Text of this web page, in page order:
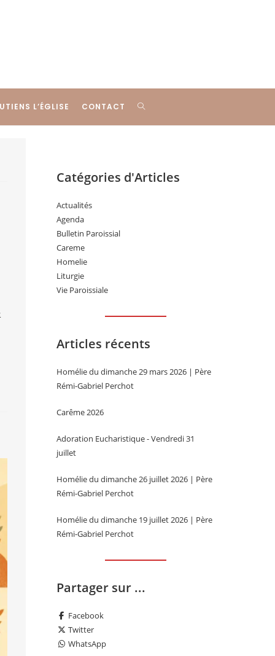
L’ÉGLISE CONTACT
Catégories d'Articles
Actualités
Agenda
Bulletin Paroissial
Careme
Homelie
Liturgie
Vie Paroissiale
Articles récents
Homélie du dimanche 29 mars 2026 | Père
Rémi-Gabriel Perchot
Carême 2026
Adoration Eucharistique - Vendredi 31
juillet
Homélie du dimanche 26 juillet 2026 | Père
Rémi-Gabriel Perchot
Homélie du dimanche 19 juillet 2026 | Père
Rémi-Gabriel Perchot
Partager sur ...
Facebook
Twitter
WhatsApp